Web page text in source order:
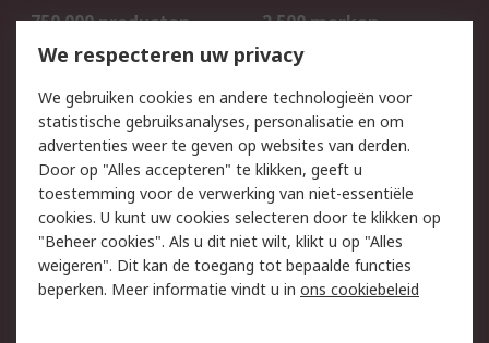
750.000 producten
2.500 merken
Bestellen
Inkoopoplossingen
Track & Trace
Wettelijk
Cookiebeleid
Email veiligheid
Privacybeleid
Websitevoorwaarden
Algemene
verkoopvoorwaarden
We respecteren uw privacy
We gebruiken cookies en andere technologieën voor
statistische gebruiksanalyses, personalisatie en om
advertenties weer te geven op websites van derden.
Door op "Alles accepteren" te klikken, geeft u
toestemming voor de verwerking van niet-essentiële
cookies. U kunt uw cookies selecteren door te klikken op
"Beheer cookies". Als u dit niet wilt, klikt u op "Alles
weigeren". Dit kan de toegang tot bepaalde functies
beperken. Meer informatie vindt u in ons cookiebeleid